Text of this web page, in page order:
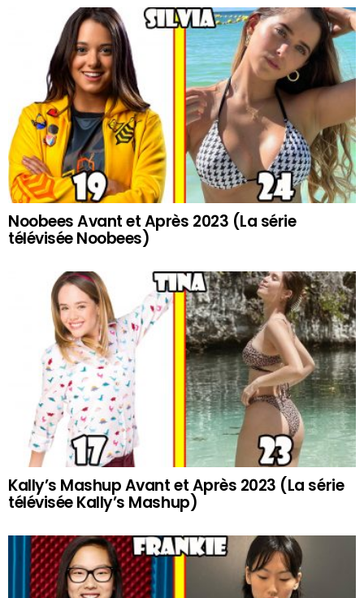
Noobees Avant et Après 2023 (La série
télévisée Noobees)
Kally’s Mashup Avant et Après 2023 (La série
télévisée Kally’s Mashup)